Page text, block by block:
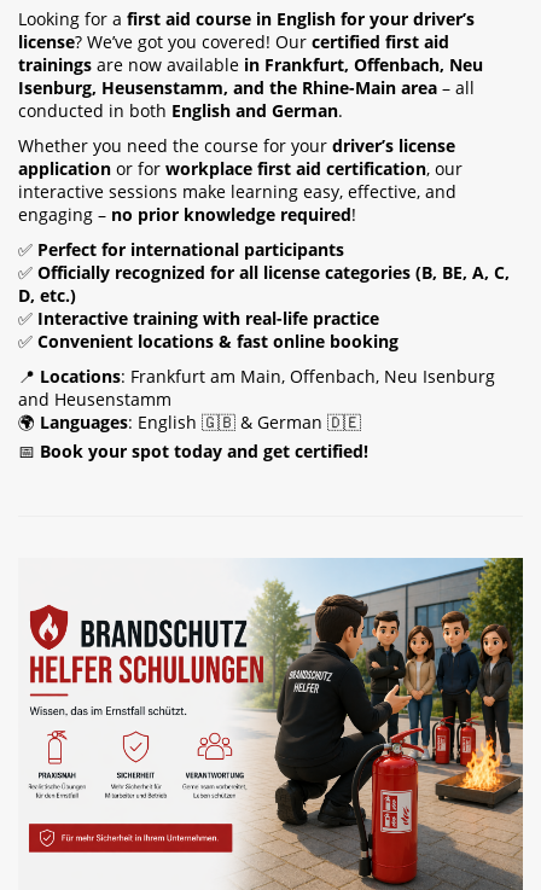
Looking for a first aid course in English for your driver’s
license? We’ve got you covered! Our certified first aid
trainings are now available in Frankfurt, Offenbach, Neu
Isenburg, Heusenstamm, and the Rhine-Main area – all
conducted in both English and German.
Whether you need the course for your driver’s license
application or for workplace first aid certification, our
interactive sessions make learning easy, effective, and
engaging – no prior knowledge required!
✅ Perfect for international participants
✅ Officially recognized for all license categories (B, BE, A, C,
D, etc.)
✅ Interactive training with real-life practice
✅ Convenient locations & fast online booking
📍 Locations: Frankfurt am Main, Offenbach, Neu Isenburg
and Heusenstamm
🌍 Languages: English 🇬🇧 & German 🇩🇪
📅 Book your spot today and get certified!